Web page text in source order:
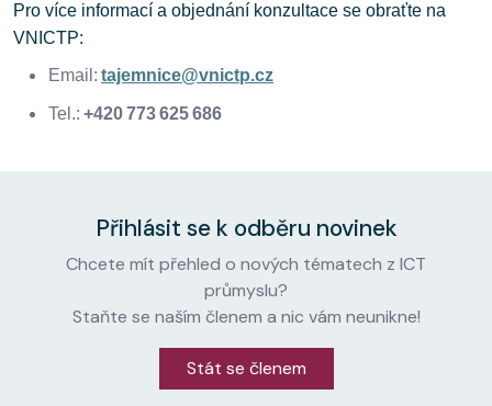
Pro více informací a objednání konzultace se obraťte na
VNICTP:
Email: tajemnice@vnictp.cz
Tel.: +420773625686
Přihlásit se k odběru novinek
Chcete mít přehled o nových tématech z ICT
průmyslu?
Staňte se naším členem a nic vám neunikne!
Stát se členem